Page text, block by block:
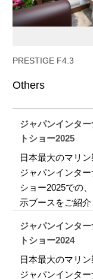
PRESTIGE F4.3
Others
ジャパンインタ
トショー2025
日本最大のマリ
ジャパンインタ
ショー2025での
示ブースをご紹
ジャパンインタ
トショー2024
日本最大のマリ
ジャパンインタ